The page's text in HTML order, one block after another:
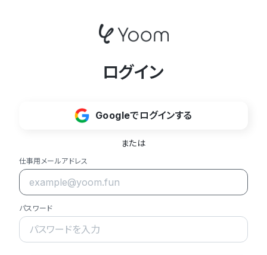
ログイン
Googleでログインする
または
仕事用メールアドレス
パスワード